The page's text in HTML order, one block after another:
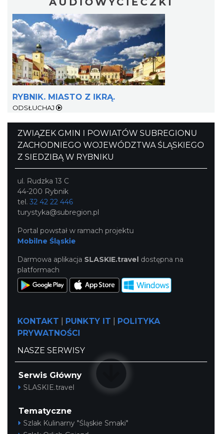
RYBNIK. MIASTO Z IKRĄ.
ODSŁUCHAJ
ZWIĄZEK GMIN I POWIATÓW SUBREGIONU
ZACHODNIEGO WOJEWÓDZTWA ŚLĄSKIEGO
Z SIEDZIBĄ W RYBNIKU
ul. Rudzka 13 C
44-200 Rybnik
tel. 32 42 22 446
turystyka@subregion.pl
Portal powstał w ramach projektu
Mobilne Śląskie
Darmowa aplikacja SLASKIE.travel dostępna na
platformach
KONTAKT PUNKTY IT
POLITYKA
PRYWATNOŚCI
NASZE SERWISY
Serwis Główny
SLASKIE.travel
Tematyczne
Szlak Kulinarny "Śląskie Smaki"